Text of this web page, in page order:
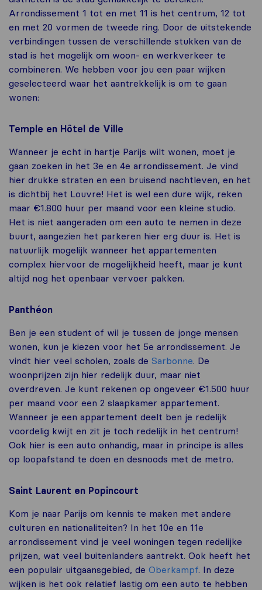
Arrondissement 1 tot en met 11 is het centrum, 12 tot
en met 20 vormen de tweede ring. Door de uitstekende
verbindingen tussen de verschillende stukken van de
stad is het mogelijk om woon- en werkverkeer te
combineren. We hebben voor jou een paar wijken
geselecteerd waar het aantrekkelijk is om te gaan
wonen:
Temple en Hôtel de Ville
Wanneer je echt in hartje Parijs wilt wonen, moet je
gaan zoeken in het 3e en 4e arrondissement. Je vind
hier drukke straten en een bruisend nachtleven, en het
is dichtbij het Louvre! Het is wel een dure wijk, reken
maar €1.800 huur per maand voor een kleine studio.
Het is niet aangeraden om een auto te nemen in deze
buurt, aangezien het parkeren hier erg duur is. Het is
natuurlijk mogelijk wanneer het appartementen
complex hiervoor de mogelijkheid heeft, maar je kunt
altijd nog het openbaar vervoer pakken.
Panthéon
Ben je een student of wil je tussen de jonge mensen
wonen, kun je kiezen voor het 5e arrondissement. Je
vindt hier veel scholen, zoals de Sarbonne. De
woonprijzen zijn hier redelijk duur, maar niet
overdreven. Je kunt rekenen op ongeveer €1.500 huur
per maand voor een 2 slaapkamer appartement.
Wanneer je een appartement deelt ben je redelijk
voordelig kwijt en zit je toch redelijk in het centrum!
Ook hier is een auto onhandig, maar in principe is alles
op loopafstand te doen en desnoods met de metro.
Saint Laurent en Popincourt
Kom je naar Parijs om kennis te maken met andere
culturen en nationaliteiten? In het 10e en 11e
arrondissement vind je veel woningen tegen redelijke
prijzen, wat veel buitenlanders aantrekt. Ook heeft het
een populair uitgaansgebied, de Oberkampf. In deze
wijken is het ook relatief lastig om een auto te hebben